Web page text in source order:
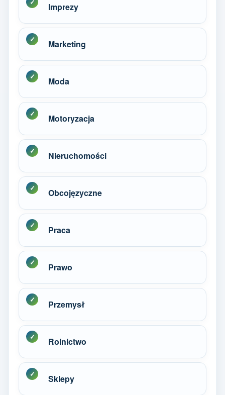
Imprezy
Marketing
Moda
Motoryzacja
Nieruchomości
Obcojęzyczne
Praca
Prawo
Przemysł
Rolnictwo
Sklepy